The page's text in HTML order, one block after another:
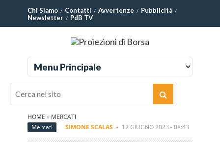
Chi Siamo Contatti Avvertenze
Pubblicità
Newsletter
PdB TV
HOME » MERCATI
Mercati
SIMONE SCALAS - 12 GIUGNO 2023 - 08:43